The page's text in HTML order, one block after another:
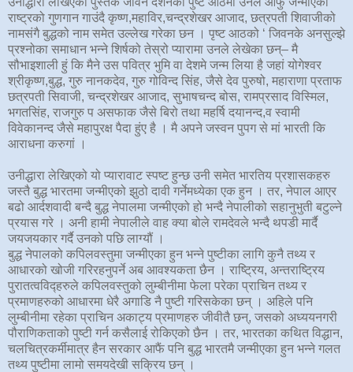
राष्ट्रको गुणगान गाउंदै कृष्ण,महाविर,चन्द्रशेखर आजाद, छत्रपती शिवाजीको
नामसंगै बुद्धको नाम समेत उल्लेख गरेका छन । पृष्ट आठको ‘ जिवनके अनसुल्झे
प्रश्नोका समाधान भन्ने शिर्षको तेस्रो प्यारामा उनले लेखेका छन्– मै
सौभाइशाली हुं कि मैने उस पवित्र भुमि वा देशमे जन्म लिया है जहां योगेश्वर
श्रीकृष्ण,बुद्ध, गुरु नानकदेव, गुरु गोविन्द सिंह, जैसे देव पुरुषो, महाराणा प्रताफ
छत्रपती सिवाजी, चन्द्रशेखर आजाद, सुभाषचन्द बोस, रामप्रसाद विस्मिल,
भगतसिंह, राजगुरु प असफाक जैसे बिरो तथा महर्षि दयानन्द,व स्वामी
विवेकानन्द जैसे महापुरक्ष पैदा हुंए है । मै अपने जस्वन पुपग से मां भारती कि
आराधना करुगां ।
उनीद्धारा लेखिएको यो प्यारावाट स्पष्ट हुन्छ उनी समेत भारतिय प्रशासकहरु
जस्तै बुद्ध भारतमा जन्मीएको झुठो दावी गर्नेमध्येका एक हुन । तर, नेपाल आएर
बढो आर्दशवादी बन्दै बुद्ध नेपालमा जन्मीएको हो भन्दै नेपालीको सहानुभुती बटुल्ने
प्रयास गरे । अनी हामी नेपालीले वाह क्या बोले रामदेवले भन्दै थपडी मार्दै
जयजयकार गर्दै उनको पछि लाग्यौं ।
बुद्ध नेपालको कपिलवस्तुमा जन्मीएका हुन भन्ने पुष्टीका लागि कुनै तथ्य र
आधारको खोजी गरिरहनुपर्ने अब आवश्यकता छैन । राष्ट्रिय, अन्तराष्ट्रिय
पुरातत्वविद्हरुले कपिलवस्तुको लुम्बीनीमा फेला परेका प्राचिन तथ्य र
प्रमाणहरुको आधारमा धेरै अगाडि नै पुष्टी गरिसकेका छन् । अहिले पनि
लुम्बीनीमा रहेका प्राचिन अकाट्य प्रमाणहरु जीवीतै छन्, जसको अध्ययनगरी
पौराणिकताको पुष्टी गर्न कसैलाई रोकिएको छैन । तर, भारतका कथित विद्धान,
चलचित्रकर्मीमात्र हैन सरकार आफैं पनि बुद्ध भारतमै जन्मीएका हुन भन्ने गलत
तथ्य पुष्टीमा लामो समयदेखी सक्रिय छन् ।